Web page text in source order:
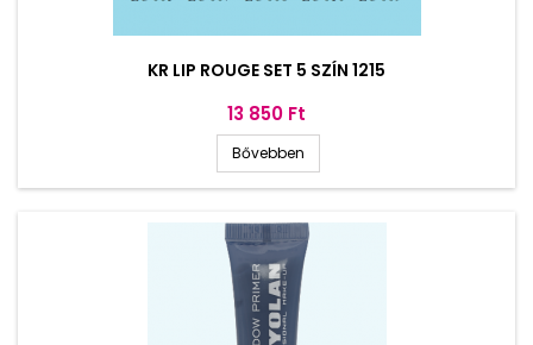
KR LIP ROUGE SET 5 SZÍN 1215
Ár
13 850 Ft
Bővebben